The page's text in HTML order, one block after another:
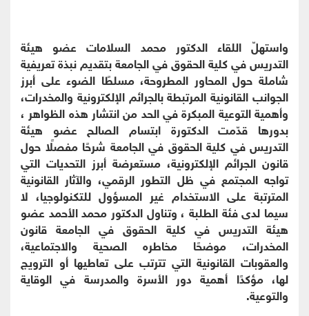
واستهلّ اللقاء الدكتور محمد السلامات عضو هيئة
التدريس في كلية الحقوق في الجامعة بتقديم نبذة تعريفية
شاملة حول المحاور المطروحة، مسلطًا الضوء على أبرز
الجوانب القانونية المرتبطة بالجرائم الإلكترونية والمخدرات،
وأهمية التوعية المبكرة في الحد من انتشار هذه الظواهر ،
بدورها قدّمت الدكتورة ابتسام الصالح عضو هيئة
التدريس في كلية الحقوق في الجامعة شرحًا مفصلًا حول
قانون الجرائم الإلكترونية، مستعرضة أبرز التحديات التي
تواجه المجتمع في ظل التطور الرقمي، والآثار القانونية
المترتبة على الاستخدام غير المسؤول للتكنولوجيا، لا
سيما لدى فئة الطلبة ، وتناول الدكتور محمد الأحمد عضو
هيئة التدريس في كلية الحقوق في الجامعة قانون
المخدرات، موضحًا مخاطره الصحية والاجتماعية،
والعقوبات القانونية التي تترتب على تعاطيها أو الترويج
لها، مؤكدًا أهمية دور الأسرة والمدرسة في الوقاية
والتوعية.